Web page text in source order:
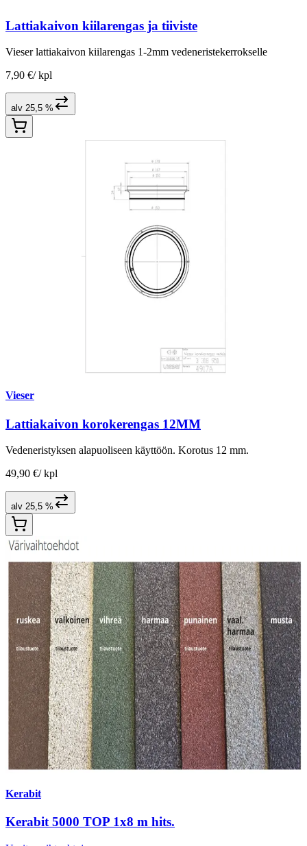
Lattiakaivon kiilarengas ja tiiviste
Vieser lattiakaivon kiilarengas 1-2mm vedeneristekerrokselle
7,90 €/ kpl
alv 25,5 %
Vieser
Lattiakaivon korokerengas 12MM
Vedeneristyksen alapuoliseen käyttöön. Korotus 12 mm.
49,90 €/ kpl
alv 25,5 %
Kerabit
Kerabit 5000 TOP 1x8 m hits.